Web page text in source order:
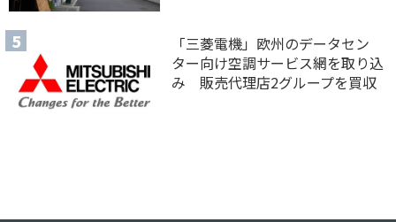
「三菱電機」欧州のデータセン
ター向け空調サービス網を取り込
み 販売代理店2グループを買収